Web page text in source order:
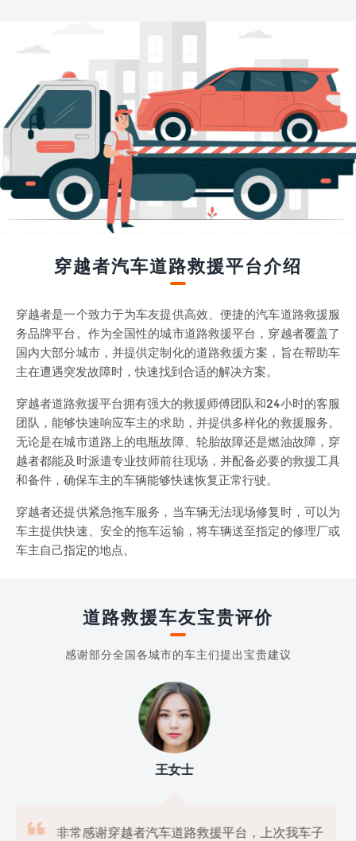
穿越者汽车道路救援平台介绍
穿越者是一个致力于为车友提供高效、便捷的汽车道路救援服
务品牌平台。作为全国性的城市道路救援平台，穿越者覆盖了
国内大部分城市，并提供定制化的道路救援方案，旨在帮助车
主在遭遇突发故障时，快速找到合适的解决方案。
穿越者道路救援平台拥有强大的救援师傅团队和24小时的客服
团队，能够快速响应车主的求助，并提供多样化的救援服务。
无论是在城市道路上的电瓶故障、轮胎故障还是燃油故障，穿
越者都能及时派遣专业技师前往现场，并配备必要的救援工具
和备件，确保车主的车辆能够快速恢复正常行驶。
穿越者还提供紧急拖车服务，当车辆无法现场修复时，可以为
车主提供快速、安全的拖车运输，将车辆送至指定的修理厂或
车主自己指定的地点。
道路救援车友宝贵评价
感谢部分全国各城市的车主们提出宝贵建议
刘先生

我使用过几家道路救援平台，但是最满意的还是